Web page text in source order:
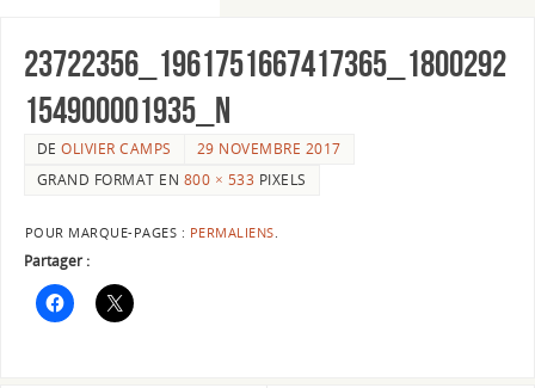
23722356_1961751667417365_1800292
154900001935_n
DEOLIVIER CAMPS
29 NOVEMBRE 2017
GRAND FORMAT EN 800 × 533 PIXELS
POUR MARQUE-PAGES : PERMALIENS.
Partager :